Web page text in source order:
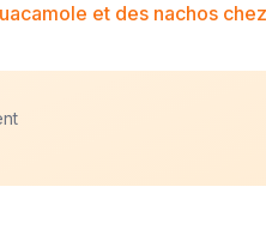
et des nachos chez